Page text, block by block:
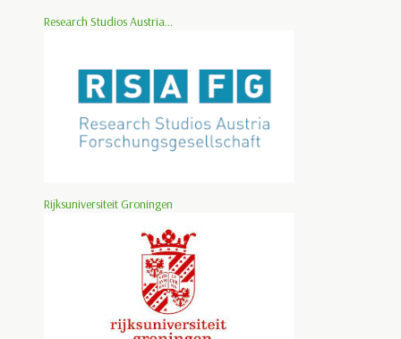
Research Studios Austria...
Rijksuniversiteit Groningen